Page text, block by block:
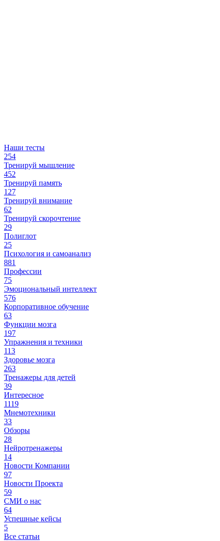
Наши тесты
254
Тренируй мышление
452
Тренируй память
127
Тренируй внимание
62
Тренируй скорочтение
29
Полиглот
25
Психология и самоанализ
881
Профессии
75
Эмоциональный интеллект
576
Корпоративное обучение
63
Функции мозга
197
Упражнения и техники
113
Здоровье мозга
263
Тренажеры для детей
39
Интересное
1119
Мнемотехники
33
Обзоры
28
Нейротренажеры
14
Новости Компании
97
Новости Проекта
59
СМИ о нас
64
Успешные кейсы
5
Все статьи